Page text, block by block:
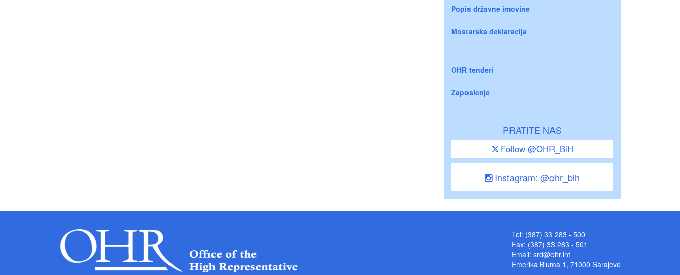
Popis državne imovine
Mostarska deklaracija
OHR tenderi
Zaposlenje
PRATITE NAS
Follow @OHR_BiH
Instagram: @ohr_bih
Tel: (387) 33 283 - 500
Fax: (387) 33 283 - 501
Email: srd@ohr.int
Emerika Bluma 1, 71000 Sarajevo